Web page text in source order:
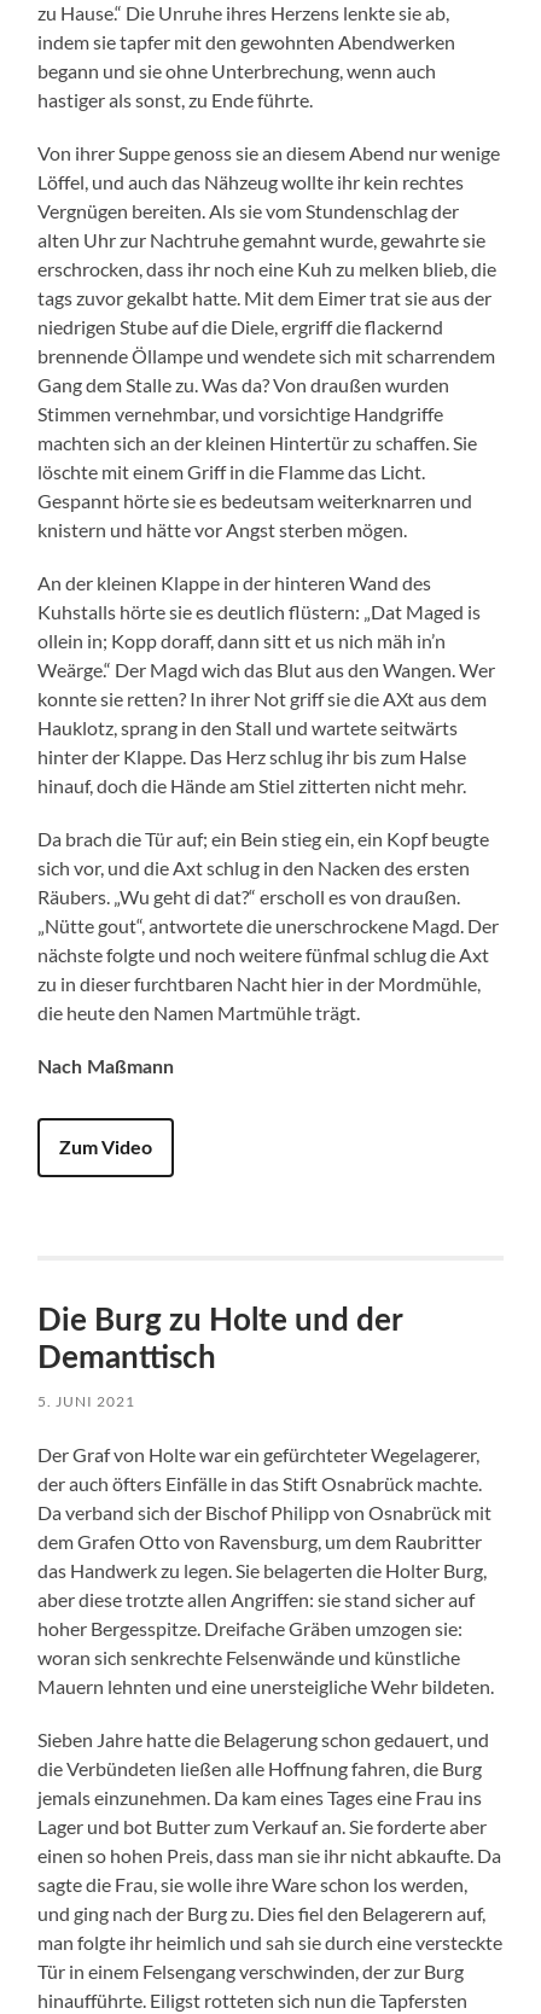
zu Hause.“ Die Unruhe ihres Herzens lenkte sie ab,
indem sie tapfer mit den gewohnten Abendwerken
begann und sie ohne Unterbrechung, wenn auch
hastiger als sonst, zu Ende führte.
Von ihrer Suppe genoss sie an diesem Abend nur wenige
Löffel, und auch das Nähzeug wollte ihr kein rechtes
Vergnügen bereiten. Als sie vom Stundenschlag der
alten Uhr zur Nachtruhe gemahnt wurde, gewahrte sie
erschrocken, dass ihr noch eine Kuh zu melken blieb, die
tags zuvor gekalbt hatte. Mit dem Eimer trat sie aus der
niedrigen Stube auf die Diele, ergriff die flackernd
brennende Öllampe und wendete sich mit scharrendem
Gang dem Stalle zu. Was da? Von draußen wurden
Stimmen vernehmbar, und vorsichtige Handgriffe
machten sich an der kleinen Hintertür zu schaffen. Sie
löschte mit einem Griff in die Flamme das Licht.
Gespannt hörte sie es bedeutsam weiterknarren und
knistern und hätte vor Angst sterben mögen.
An der kleinen Klappe in der hinteren Wand des
Kuhstalls hörte sie es deutlich flüstern: „Dat Maged is
ollein in; Kopp doraff, dann sitt et us nich mäh in’n
Weärge.“ Der Magd wich das Blut aus den Wangen. Wer
konnte sie retten? In ihrer Not griff sie die AXt aus dem
Hauklotz, sprang in den Stall und wartete seitwärts
hinter der Klappe. Das Herz schlug ihr bis zum Halse
hinauf, doch die Hände am Stiel zitterten nicht mehr.
Da brach die Tür auf; ein Bein stieg ein, ein Kopf beugte
sich vor, und die Axt schlug in den Nacken des ersten
Räubers. „Wu geht di dat?“ erscholl es von draußen.
„Nütte gout“, antwortete die unerschrockene Magd. Der
nächste folgte und noch weitere fünfmal schlug die Axt
zu in dieser furchtbaren Nacht hier in der Mordmühle,
die heute den Namen Martmühle trägt.
Nach Maßmann
Zum Video
Die Burg zu Holte und der
Demanttisch
5. JUNI 2021
Der Graf von Holte war ein gefürchteter Wegelagerer,
der auch öfters Einfälle in das Stift Osnabrück machte.
Da verband sich der Bischof Philipp von Osnabrück mit
dem Grafen Otto von Ravensburg, um dem Raubritter
das Handwerk zu legen. Sie belagerten die Holter Burg,
aber diese trotzte allen Angriffen: sie stand sicher auf
hoher Bergesspitze. Dreifache Gräben umzogen sie:
woran sich senkrechte Felsenwände und künstliche
Mauern lehnten und eine unersteigliche Wehr bildeten.
Sieben Jahre hatte die Belagerung schon gedauert, und
die Verbündeten ließen alle Hoffnung fahren, die Burg
jemals einzunehmen. Da kam eines Tages eine Frau ins
Lager und bot Butter zum Verkauf an. Sie forderte aber
einen so hohen Preis, dass man sie ihr nicht abkaufte. Da
sagte die Frau, sie wolle ihre Ware schon los werden,
und ging nach der Burg zu. Dies fiel den Belagerern auf,
man folgte ihr heimlich und sah sie durch eine versteckte
Tür in einem Felsengang verschwinden, der zur Burg
hinaufführte. Eiligst rotteten sich nun die Tapfersten